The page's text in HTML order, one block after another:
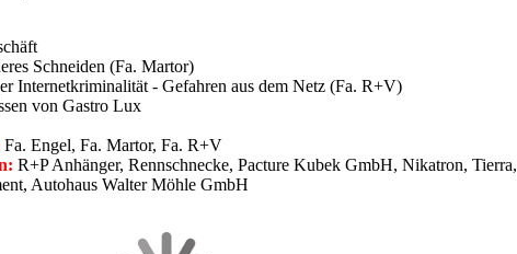
Schneiden (Fa. Martor)
Internetkriminalität - Gefahren aus dem Netz (Fa. R+V)
von Gastro Lux
Fa. Engel, Fa. Martor, Fa. R+V
R+P Anhänger, Rennschnecke, Pacture Kubek GmbH, Nikatron, Tierra,
Autohaus Walter Möhle GmbH